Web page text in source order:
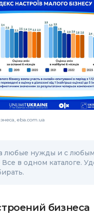
eba.com.ua
любые нужды и с
в одном каталоге.
бизнеса